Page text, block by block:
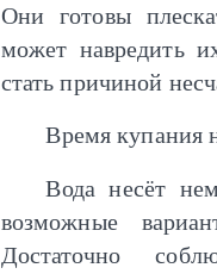
Они готовы
может навредить
стать причиной
Время купания
Вода несёт
возможные
Достаточно